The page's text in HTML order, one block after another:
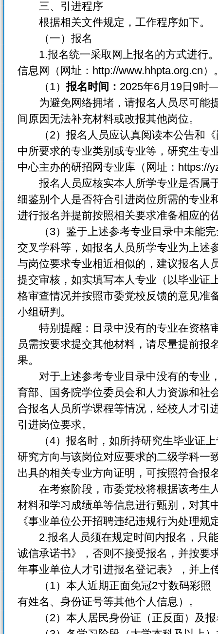
三、引进程序
根据相关文件规定，工作程序如下。
（一）报名
1.报名统一采取网上报名的方式进行。
信息网（网址：http://www.hhpta.org.cn）
（1）报名时间： 2025年6月19日9时
为避免网络拥堵，请报名人员尽可能
间原因无法补充材料或改报其他岗位。
（2）报名人员应认真阅读本公告和《
中所要求的专业类别或专业等，研究生专
中心主办的研招网专业库（网址：https://
报名人员应核实本人所学专业是否属
细鉴别个人是否符合引进岗位所需的专业
进行报名并提前按照相关要求准备相应的
（3）鉴于上述参考专业目录中未能完
交叉学科等，如报名人员所学专业为上述
与岗位要求专业相近相似的，建议报名人
提交审核，如实填写本人专业（以毕业证
格审查情况并按照市委党校反馈的意见准
小组研判。
特别提醒：目录中没有的专业在资格
员需按要求提交其他材料，请尽量提前报
果。
对于上述参考专业目录中没有的专业
育部、国务院学位委员会和人力资源和社
合报名人员所学课程等情况，经校人才引
引进岗位要求。
（4）报名时，如所持研究生毕业证上
研究方向与该岗位对应要求的二级学科一
出具的相关专业方向证明，可按照符合报
在考察阶段，市委党校将根据该考生
材料和学习成绩单等信息进行甄别，对其
《事业单位公开招聘违纪违规行为处理规
2.报名人员须在规定时间内报名，只能
诚信承诺书》，否则不接受报名，并按要
年事业单位人才引进报名登记表》，并上
（1）本人近期正面免冠2寸数码彩照
有姓名、身份证号等其他个人信息）。
（2）本人居民身份证（正反面）及报